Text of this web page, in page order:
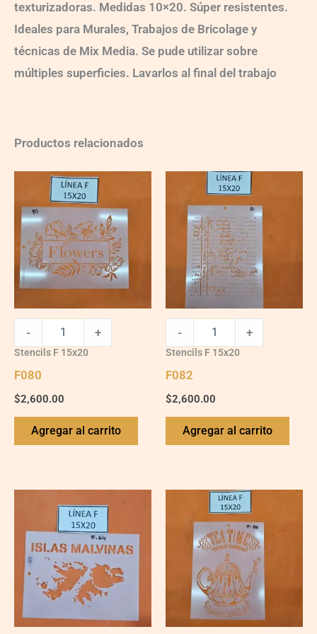
texturizadoras. Medidas 10×20. Súper resistentes.
Ideales para Murales, Trabajos de Bricolage y
técnicas de Mix Media. Se pude utilizar sobre
múltiples superficies. Lavarlos al final del trabajo
Productos relacionados
quantity
- +
Stencils F 15x20
F080
$2,600.00
Agregar al carrito
- +
Stencils F 15x20
F082
$2,600.00
Agregar al carrito